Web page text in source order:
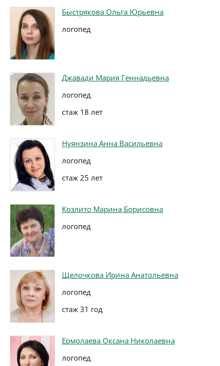
Быстрякова Ольга Юрьевна
логопед
Джавади Мария Геннадьевна
логопед
стаж 18 лет
Нуянзина Анна Васильевна
логопед
стаж 25 лет
Козлито Марина Борисовна
логопед
Щелочкова Ирина Анатольевна
логопед
стаж 31 год
Ермолаева Оксана Николаевна
логопед